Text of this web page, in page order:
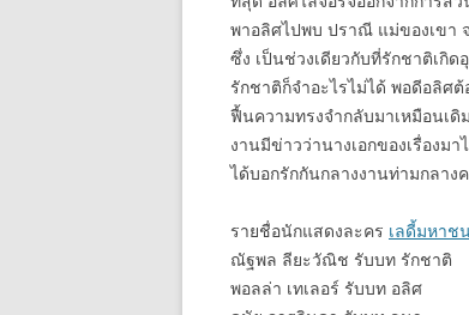
พาอลิศไปพบ ปราณี แม่ของเขา
ซึ่ง เป็นช่วงเดียวกับที่รักชาติเกิด
รักชาติก็จำอะไรไม่ได้ พอดีอลิศ
ฟื้นความทรงจำกลับมาเหมือนเ
งานมีข่าวว่านางเอกของเรื่องม
ได้บอกรักกันกลางงานท่ามกลา
รายชื่อนักแสดงละคร เลดี้มหาช
ณัฐพล ลียะวัณิช รับบท รักชาติ
พอลล่า เทเลอร์ รับบท อลิศ